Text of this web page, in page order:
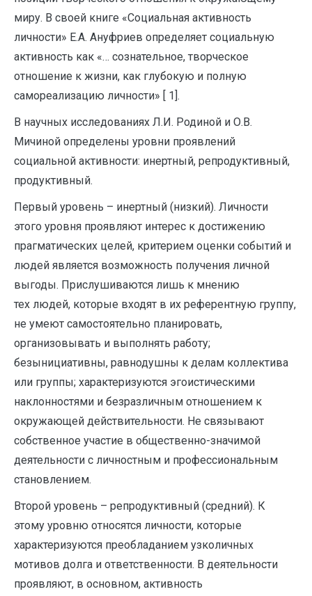
миру. В своей книге «Социальная активность
личности» Е.А. Ануфриев определяет социальную
активность как «… сознательное, творческое
отношение к жизни, как глубокую и полную
самореализацию личности» [ 1].
В научных исследованиях Л.И. Родиной и О.В.
Мичиной определены уровни проявлений
социальной активности: инертный, репродуктивный,
продуктивный.
Первый уровень – инертный (низкий). Личности
этого уровня проявляют интерес к достижению
прагматических целей, критерием оценки событий и
людей является возможность получения личной
выгоды. Прислушиваются лишь к мнению
тех людей, которые входят в их референтную группу,
не умеют самостоятельно планировать,
организовывать и выполнять работу;
безынициативны, равнодушны к делам коллектива
или группы; характеризуются эгоистическими
наклонностями и безразличным отношением к
окружающей действительности. Не связывают
собственное участие в общественно-значимой
деятельности с личностным и профессиональным
становлением.
Второй уровень – репродуктивный (средний). К
этому уровню относятся личности, которые
характеризуются преобладанием узколичных
мотивов долга и ответственности. В деятельности
проявляют, в основном, активность